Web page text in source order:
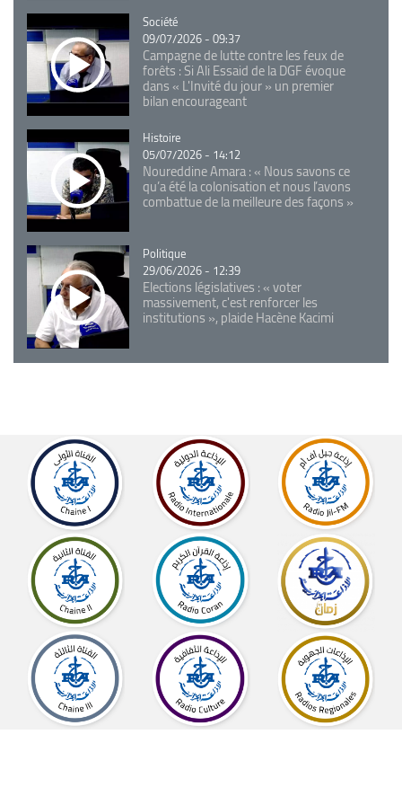
Catégorie
Société
09/07/2026 - 09:37
Campagne de lutte contre les feux de
forêts : Si Ali Essaid de la DGF évoque
dans « L'Invité du jour » un premier
bilan encourageant
Catégorie
Histoire
05/07/2026 - 14:12
Noureddine Amara : « Nous savons ce
qu’a été la colonisation et nous l’avons
combattue de la meilleure des façons »
Catégorie
Politique
29/06/2026 - 12:39
Elections législatives : « voter
massivement, c'est renforcer les
institutions », plaide Hacène Kacimi